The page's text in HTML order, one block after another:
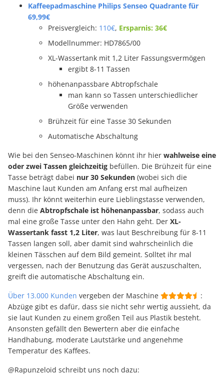
Kaffeepadmaschine Philips Senseo Quadrante für
69,99€
Preisvergleich: 110€, Ersparnis: 36€
Modellnummer: HD7865/00
XL-Wassertank mit 1,2 Liter Fassungsvermögen
ergibt 8-11 Tassen
höhenanpassbare Abtropfschale
man kann so Tassen unterschiedlicher
Größe verwenden
Brühzeit für eine Tasse 30 Sekunden
Automatische Abschaltung
Wie bei den Senseo-Maschinen könnt ihr hier wahlweise eine
oder zwei Tassen gleichzeitig befüllen. Die Brühzeit für eine
Tasse beträgt dabei nur 30 Sekunden (wobei sich die
Maschine laut Kunden am Anfang erst mal aufheizen
muss). Ihr könnt weiterhin eure Lieblingstasse verwenden,
denn die Abtropfschale ist höhenanpassbar, sodass auch
mal eine große Tasse unter den Hahn geht. Der XL-
Wassertank fasst 1,2 Liter, was laut Beschreibung für 8-11
Tassen langen soll, aber damit sind wahrscheinlich die
kleinen Tässchen auf dem Bild gemeint. Solltet ihr mal
vergessen, nach der Benutzung das Gerät auszuschalten,
greift die automatische Abschaltung ein.
Über 13.000 Kunden vergeben der Maschine
:
Abzüge gibt es dafür, dass sie nicht sehr wertig aussieht, da
sie laut Kunden zu einem großen Teil aus Plastik besteht.
Ansonsten gefällt den Bewertern aber die einfache
Handhabung, moderate Lautstärke und angenehme
Temperatur des Kaffees.
@Rapunzeloid schreibt uns noch dazu: